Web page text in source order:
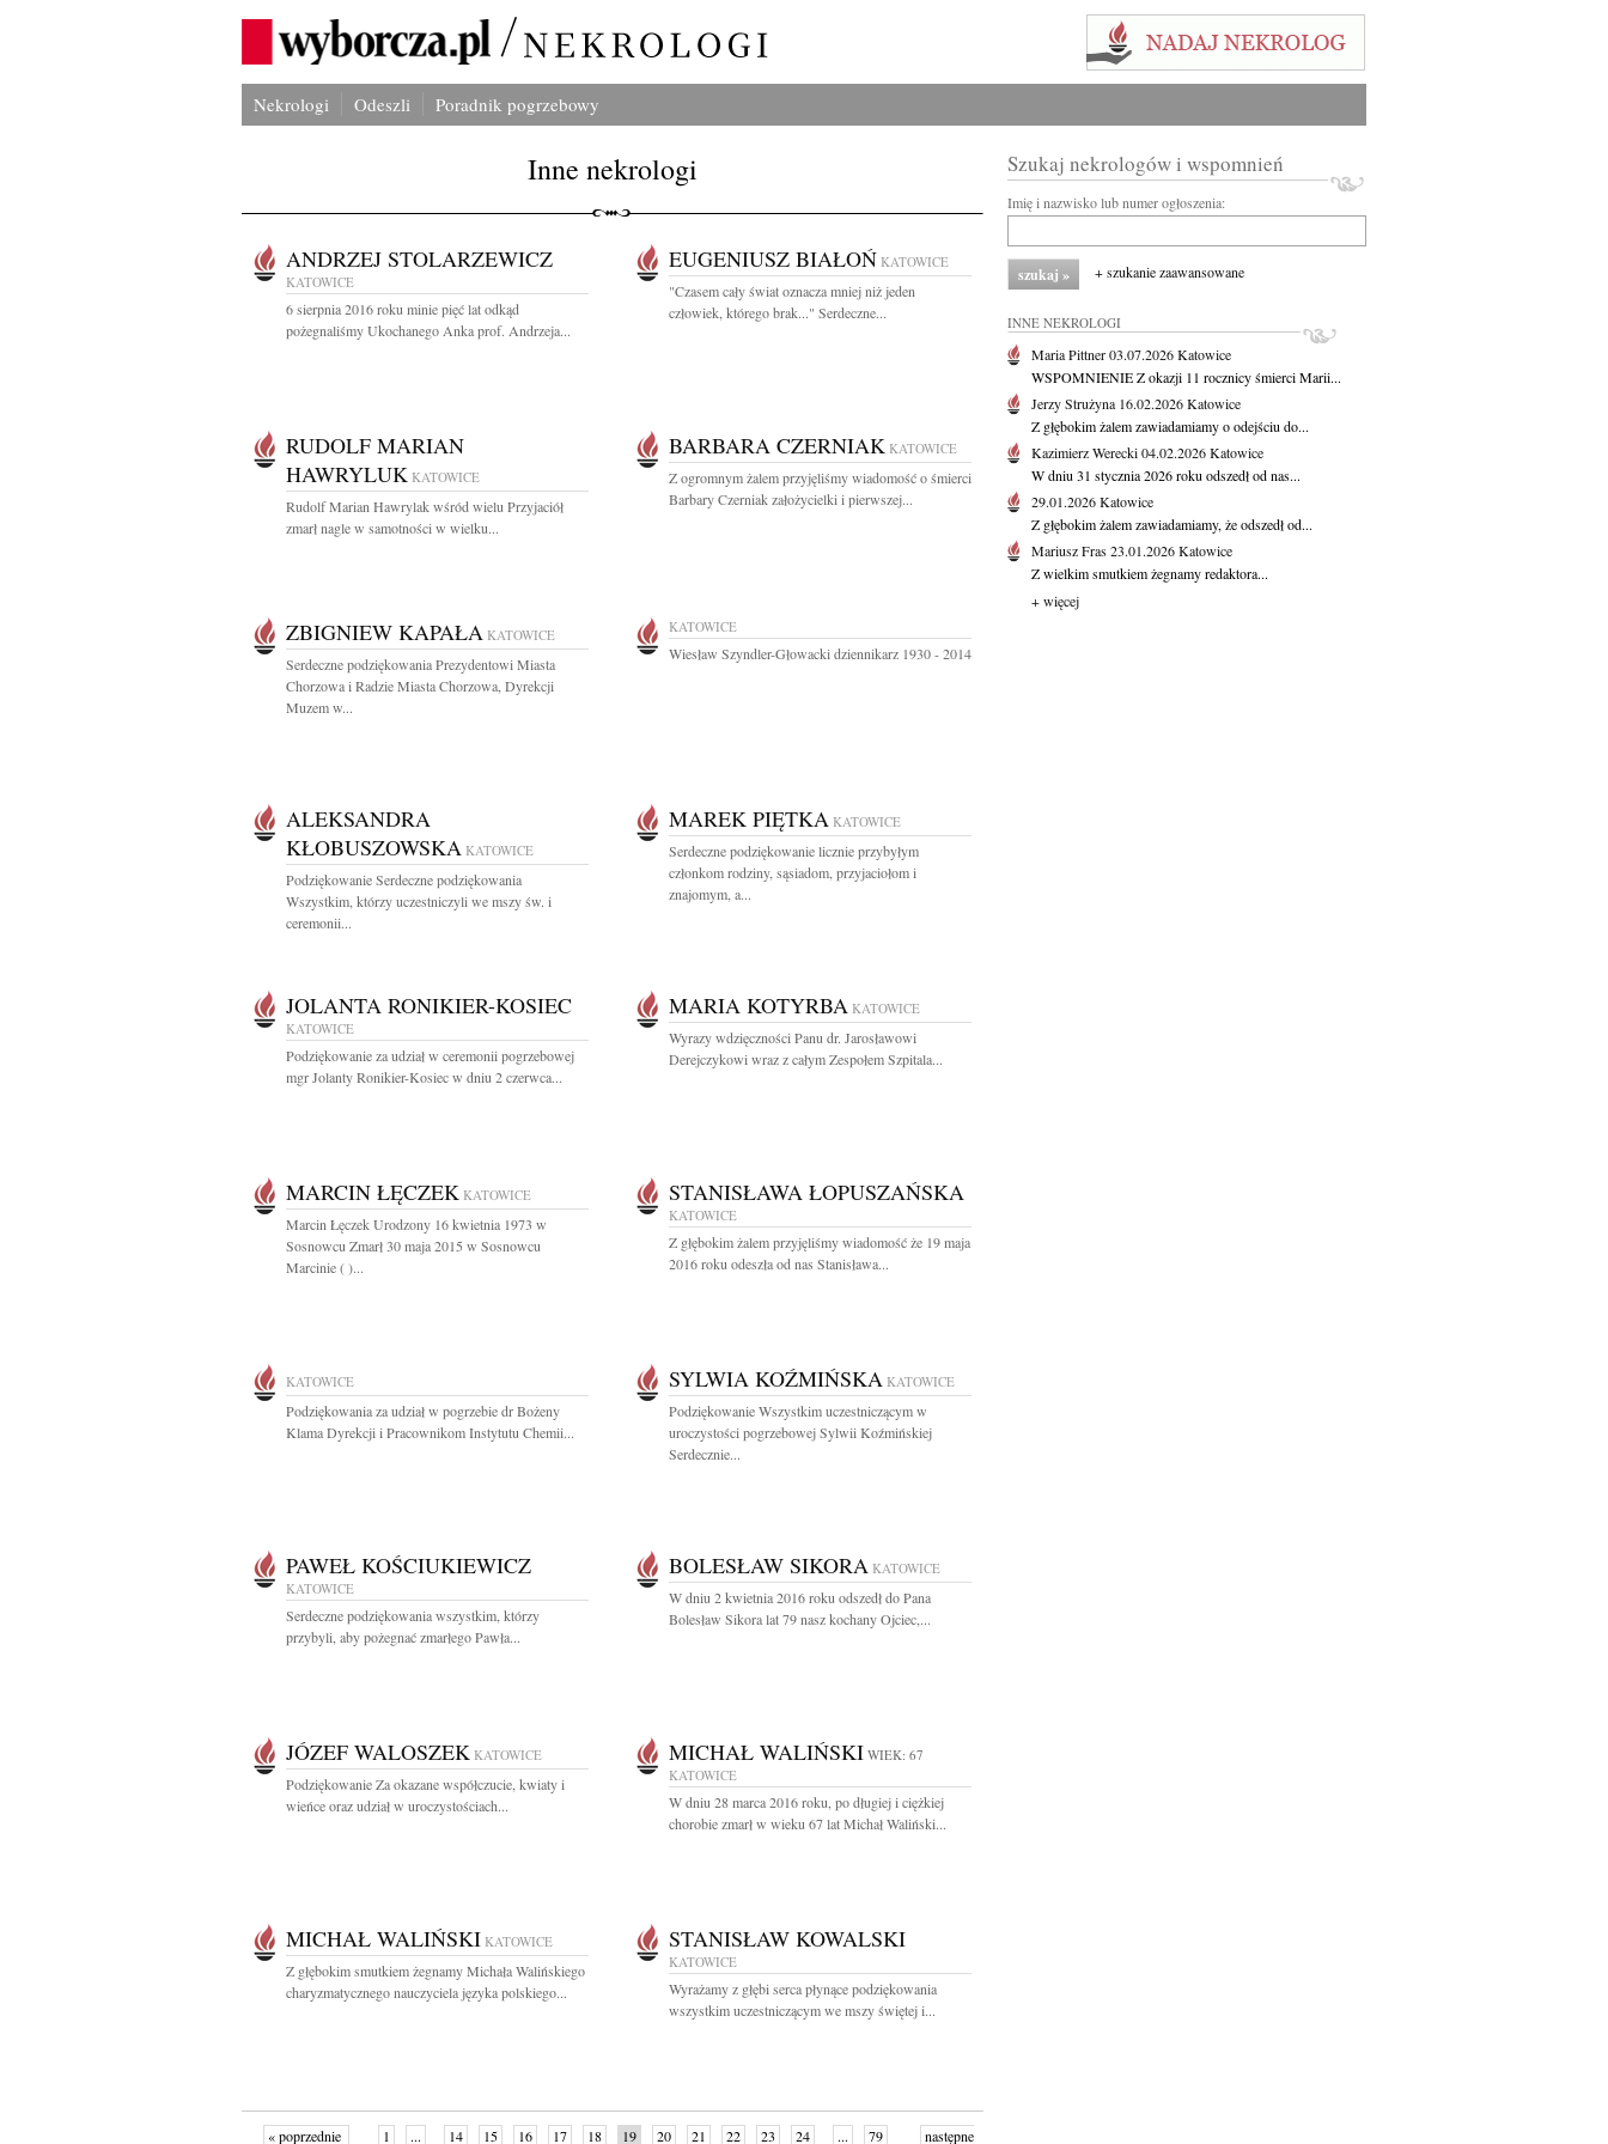
Nekrologi Odeszli Poradnik pogrzebowy
Inne nekrologi
ANDRZEJ STOLARZEWICZ
KATOWICE
6 sierpnia 2016 roku minie pięć lat odkąd
pożegnaliśmy Ukochanego Anka prof. Andrzeja...
EUGENIUSZ BIAŁOŃ KATOWICE
"Czasem cały świat oznacza mniej niż jeden
człowiek, którego brak..." Serdeczne...
RUDOLF MARIAN
HAWRYLUK KATOWICE
Rudolf Marian Hawrylak wśród wielu Przyjaciół
zmarł nagle w samotności w wielku...
BARBARA CZERNIAK KATOWICE
Z ogromnym żalem przyjęliśmy wiadomość o śmierci
Barbary Czerniak założycielki i pierwszej...
ZBIGNIEW KAPAŁA KATOWICE
Serdeczne podziękowania Prezydentowi Miasta
Chorzowa i Radzie Miasta Chorzowa, Dyrekcji
Muzem w...
KATOWICE
Wiesław Szyndler-Głowacki dziennikarz 1930 - 2014
ALEKSANDRA
KŁOBUSZOWSKA KATOWICE
Podziękowanie Serdeczne podziękowania
Wszystkim, którzy uczestniczyli we mszy św. i
ceremonii...
MAREK PIĘTKA KATOWICE
Serdeczne podziękowanie licznie przybyłym
członkom rodziny, sąsiadom, przyjaciołom i
znajomym, a...
JOLANTA RONIKIER-KOSIEC
KATOWICE
Podziękowanie za udział w ceremonii pogrzebowej
mgr Jolanty Ronikier-Kosiec w dniu 2 czerwca...
MARIA KOTYRBA KATOWICE
Wyrazy wdzięczności Panu dr. Jarosławowi
Derejczykowi wraz z całym Zespołem Szpitala...
MARCIN ŁĘCZEK KATOWICE
Marcin Łęczek Urodzony 16 kwietnia 1973 w
Sosnowcu Zmarł 30 maja 2015 w Sosnowcu
Marcinie ( )...
STANISŁAWA ŁOPUSZAŃSKA
KATOWICE
Z głębokim żalem przyjęliśmy wiadomość że 19 maja
2016 roku odeszła od nas Stanisława...
KATOWICE
Podziękowania za udział w pogrzebie dr Bożeny
Klama Dyrekcji i Pracownikom Instytutu Chemii...
SYLWIA KOŹMIŃSKA KATOWICE
Podziękowanie Wszystkim uczestniczącym w
uroczystości pogrzebowej Sylwii Koźmińskiej
Serdecznie...
PAWEŁ KOŚCIUKIEWICZ
KATOWICE
Serdeczne podziękowania wszystkim, którzy
przybyli, aby pożegnać zmarłego Pawła...
BOLESŁAW SIKORA KATOWICE
W dniu 2 kwietnia 2016 roku odszedł do Pana
Bolesław Sikora lat 79 nasz kochany Ojciec,...
JÓZEF WALOSZEK KATOWICE
Podziękowanie Za okazane współczucie, kwiaty i
wieńce oraz udział w uroczystościach...
MICHAŁ WALIŃSKI WIEK: 67
KATOWICE
W dniu 28 marca 2016 roku, po długiej i ciężkiej
chorobie zmarł w wieku 67 lat Michał Waliński...
MICHAŁ WALIŃSKI KATOWICE
Z głębokim smutkiem żegnamy Michała Walińskiego
charyzmatycznego nauczyciela języka polskiego...
STANISŁAW KOWALSKI
KATOWICE
Wyrażamy z głębi serca płynące podziękowania
wszystkim uczestniczącym we mszy świętej i...
« poprzednie 1 ... 14 15 16 17 18 19 20 21 22 23 24 ... 79 następne
Szukaj nekrologów i wspomnień
Imię i nazwisko lub numer ogłoszenia:
+ szukanie zaawansowane
INNE NEKROLOGI
Maria Pittner03.07.2026Katowice
WSPOMNIENIE Z okazji 11 rocznicy śmierci Marii...
Jerzy Strużyna 16.02.2026Katowice
Z głębokim żalem zawiadamiamy o odejściu do...
Kazimierz Werecki04.02.2026Katowice
W dniu 31 stycznia 2026 roku odszedł od nas...
29.01.2026Katowice
Z głębokim żalem zawiadamiamy, że odszedł od...
Mariusz Fras23.01.2026Katowice
Z wielkim smutkiem żegnamy redaktora...
+ więcej